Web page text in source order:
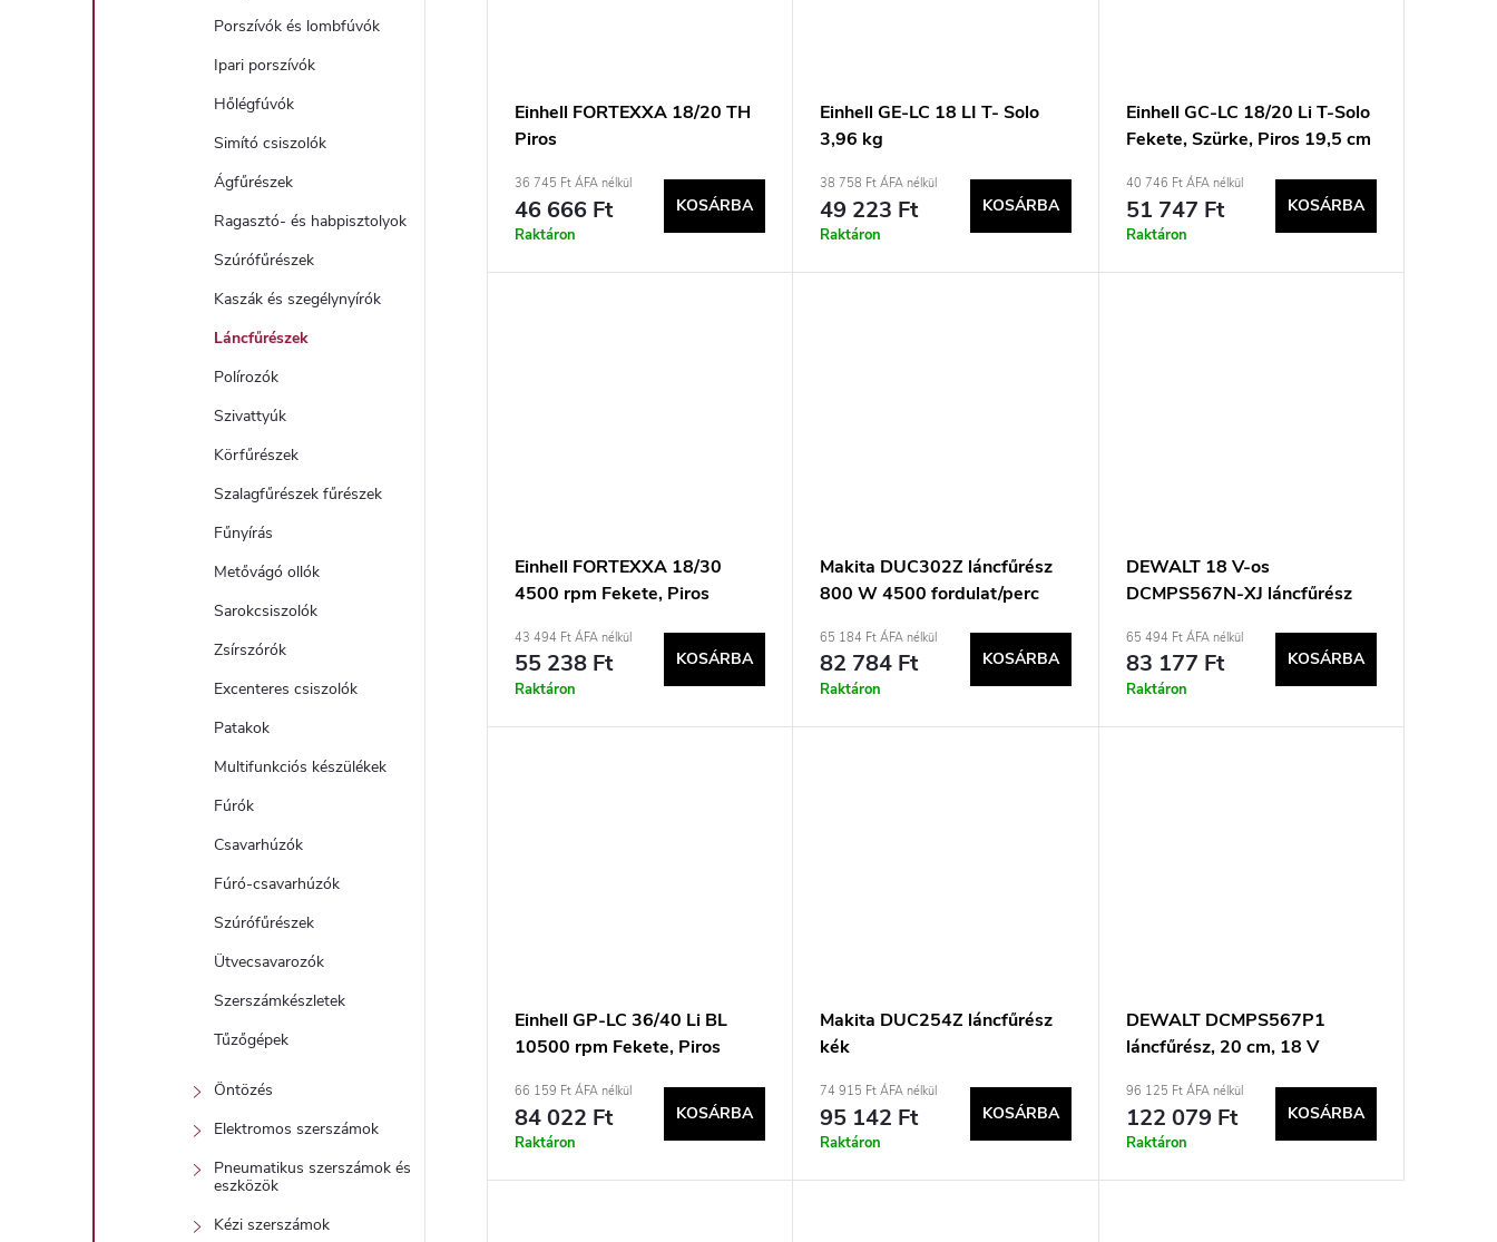
Porszívók és lombfúvók
Ipari porszívók
Hőlégfúvók
Simító csiszolók
Ágfűrészek
Ragasztó- és habpisztolyok
Szúrófűrészek
Kaszák és szegélynyírók
Láncfűrészek
Polírozók
Szivattyúk
Körfűrészek
Szalagfűrészek fűrészek
Fűnyírás
Metővágó ollók
Sarokcsiszolók
Zsírszórók
Excenteres csiszolók
Patakok
Multifunkciós készülékek
Fúrók
Csavarhúzók
Fúró-csavarhúzók
Szúrófűrészek
Ütvecsavarozók
Szerszámkészletek
Tűzőgépek
Öntözés
Elektromos szerszámok
Pneumatikus szerszámok és
eszközök
Kézi szerszámok
Einhell FORTEXXA 18/20 TH
Piros
36 745 Ft ÁFA nélkül
46 666 Ft
Raktáron
KOSÁRBA
Einhell GE-LC 18 LI T- Solo
3,96 kg
38 758 Ft ÁFA nélkül
49 223 Ft
Raktáron
KOSÁRBA
Einhell GC-LC 18/20 Li T-Solo
Fekete, Szürke, Piros 19,5 cm
40 746 Ft ÁFA nélkül
51 747 Ft
Raktáron
KOSÁRBA
Einhell FORTEXXA 18/30
4500 rpm Fekete, Piros
43 494 Ft ÁFA nélkül
55 238 Ft
Raktáron
KOSÁRBA
Makita DUC302Z láncfűrész
800 W 4500 fordulat/perc
65 184 Ft ÁFA nélkül
82 784 Ft
Raktáron
KOSÁRBA
DEWALT 18 V-os
DCMPS567N-XJ láncfűrész
65 494 Ft ÁFA nélkül
83 177 Ft
Raktáron
KOSÁRBA
Einhell GP-LC 36/40 Li BL
10500 rpm Fekete, Piros
66 159 Ft ÁFA nélkül
84 022 Ft
Raktáron
KOSÁRBA
Makita DUC254Z láncfűrész
kék
74 915 Ft ÁFA nélkül
95 142 Ft
Raktáron
KOSÁRBA
DEWALT DCMPS567P1
láncfűrész, 20 cm, 18 V
96 125 Ft ÁFA nélkül
122 079 Ft
Raktáron
KOSÁRBA